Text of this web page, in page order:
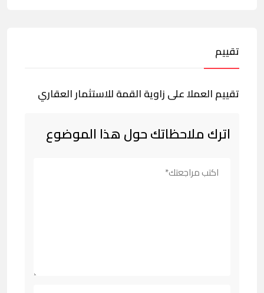
تقييم
تقييم العملا على زاوية القمة للاستثمار العقاري
اترك ملاحظاتك حول هذا الموضوع